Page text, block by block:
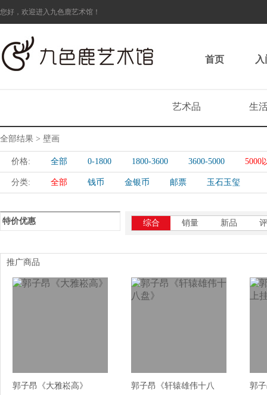
您好，欢迎进入九色鹿艺术馆！
首页
艺术品 生
全部结果 > 壁画
价格: 全部 0-1800 1800-3600 3600-5000 5000
分类: 全部 钱币 金银币 邮票 玉石玉玺
特价优惠 综合 销量 新品
推广商品
郭子昂《大雅崧高》
郭子昂《轩辕雄伟十八
郭